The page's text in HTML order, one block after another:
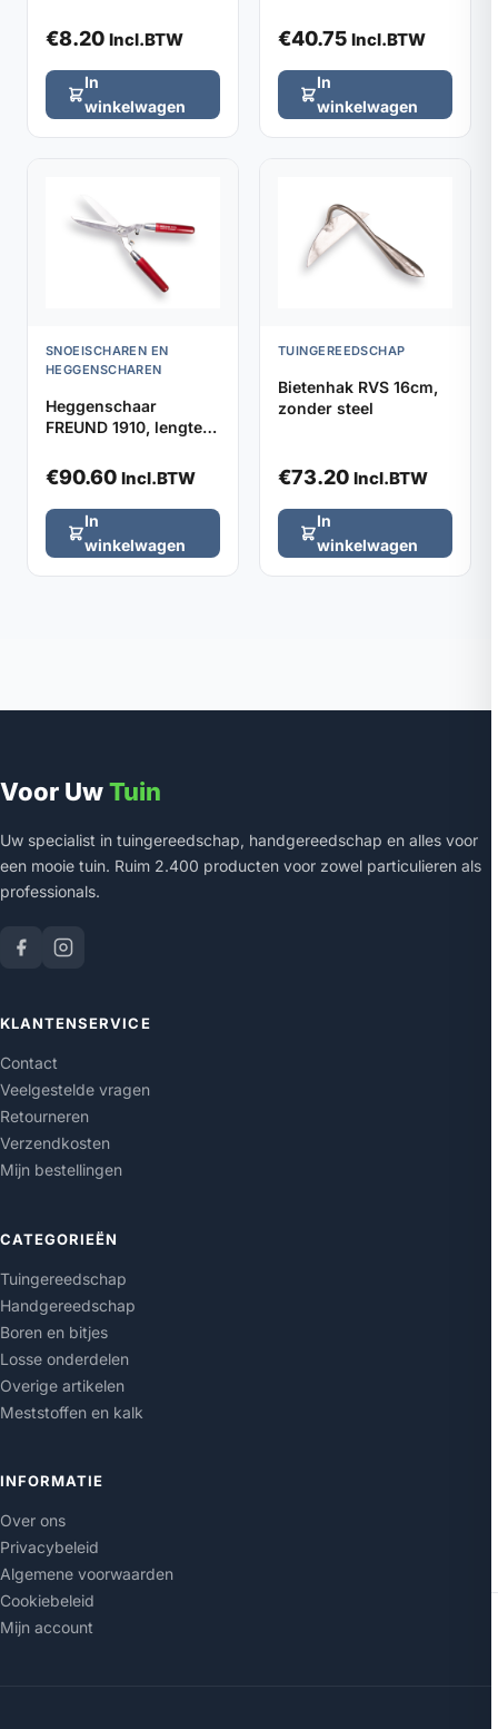
€8.20 Incl.BTW
In
winkelwagen
€40.75 Incl.BTW
In
winkelwagen
SNOEISCHAREN EN
HEGGENSCHAREN
Heggenschaar
FREUND 1910, lengte
€90.60 Incl.BTW
In
winkelwagen
TUINGEREEDSCHAP
Bietenhak RVS 16cm,
zonder steel
€73.20 Incl.BTW
In
winkelwagen
Voor UwTuin
Uw specialist in tuingereedschap, handgereedschap en alles voor
een mooie tuin. Ruim 2.400 producten voor zowel particulieren als
professionals.
KLANTENSERVICE
Contact
Veelgestelde vragen
Retourneren
Verzendkosten
Mijn bestellingen
CATEGORIEËN
Tuingereedschap
Handgereedschap
Boren en bitjes
Losse onderdelen
Overige artikelen
Meststoffen en kalk
INFORMATIE
Over ons
Privacybeleid
Algemene voorwaarden
Cookiebeleid
Mijn account